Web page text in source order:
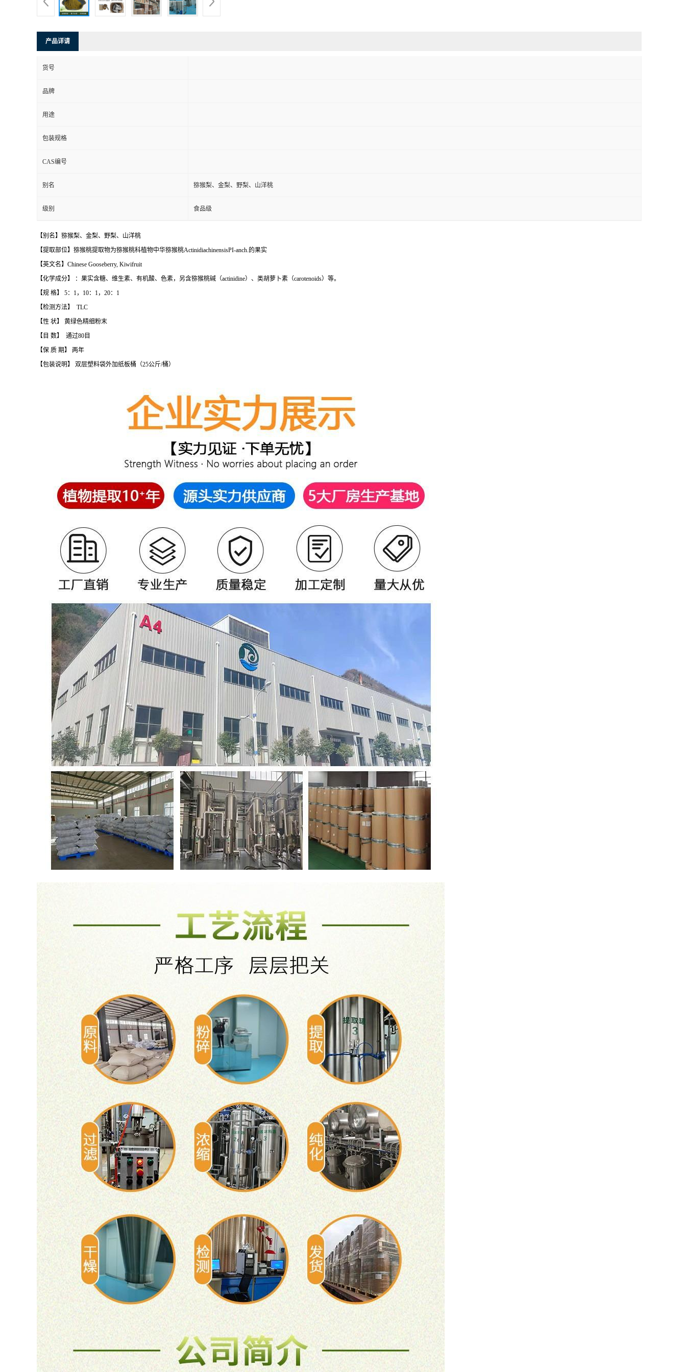
产品详请
货号
品牌
用途
包装规格
CAS编号
别名 猕猴梨、金梨、野梨、山洋桃
级别 食品级
【别名】猕猴梨、金梨、野梨、山洋桃
【提取部位】猕猴桃提取物为猕猴桃科植物中华猕猴桃ActinidiachinensisPI-anch.的果实
【英文名】Chinese Gooseberry, Kiwifruit
【化学成分】 ：果实含糖、维生素、有机酸、色素，另含猕猴桃碱（actinidine）、类胡萝卜素（carotenoids）等。
【规 格】 5：1，10：1，20：1
【检测方法】 TLC
【性 状】 黄绿色精细粉末
【目 数】 通过80目
【保 质 期】 两年
【包装说明】 双层塑料袋外加纸板桶（25公斤/桶）